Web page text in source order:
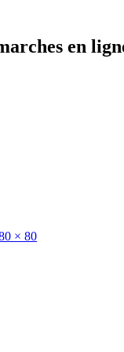
en
× 80